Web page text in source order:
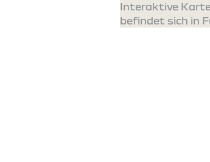
Interaktive
befindet sich in